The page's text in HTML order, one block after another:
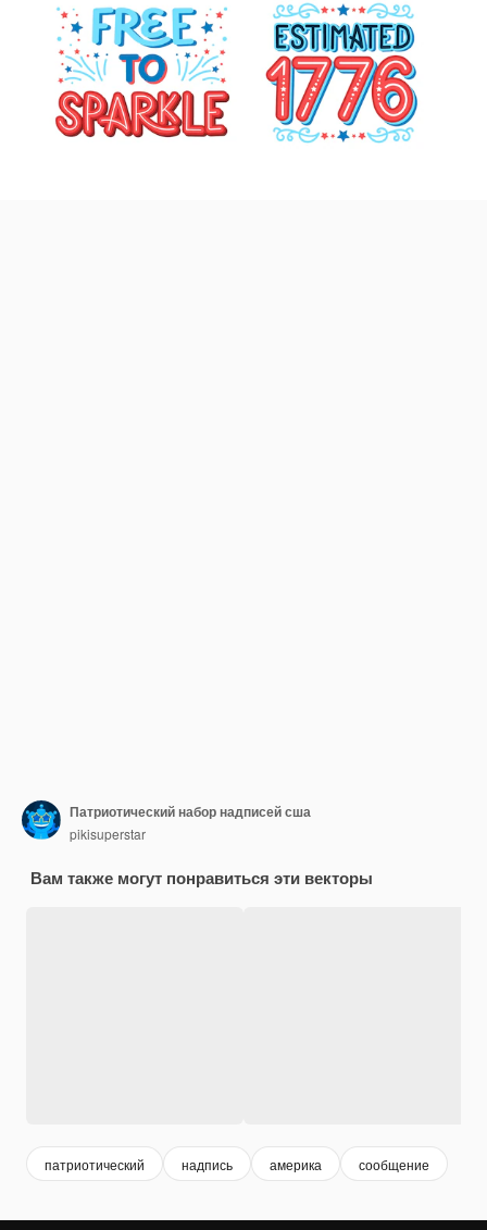
Патриотический набор надписей сша
pikisuperstar
Вам также могут понравиться эти векторы
патриотический надпись америка сообщение